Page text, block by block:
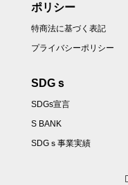
ポリシー
特商法に基づく表記
プライバシーポリシー
SDGｓ
SDGs宣言
S BANK
SDGｓ事業実績